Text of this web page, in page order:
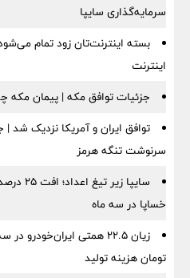
سرمایه‌گذاری سایپا
بسته اینترنت‌تان زود تمام
اینترنت
جزئیات توافق مکه | پیمان مکه
توافق ایران و آمریکا نزدیک شد
سرنوشت تنگه هرمز
خساپا در سه ماه
تومان هزینه تولید